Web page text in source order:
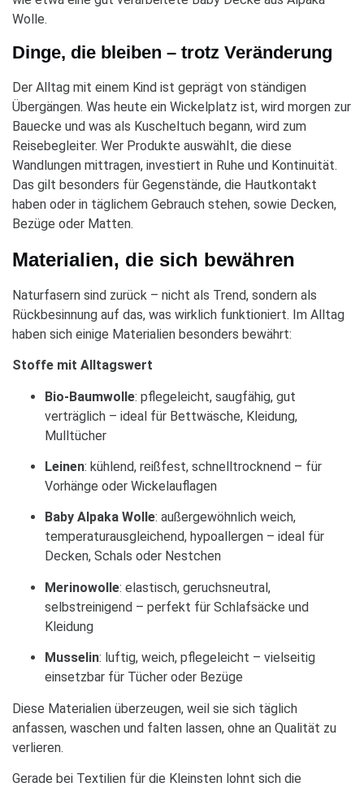
Wolle.
Dinge, die bleiben – trotz Veränderung
Der Alltag mit einem Kind ist geprägt von ständigen
Übergängen. Was heute ein Wickelplatz ist, wird morgen zur
Bauecke und was als Kuscheltuch begann, wird zum
Reisebegleiter. Wer Produkte auswählt, die diese
Wandlungen mittragen, investiert in Ruhe und Kontinuität.
Das gilt besonders für Gegenstände, die Hautkontakt
haben oder in täglichem Gebrauch stehen, sowie Decken,
Bezüge oder Matten.
Materialien, die sich bewähren
Naturfasern sind zurück – nicht als Trend, sondern als
Rückbesinnung auf das, was wirklich funktioniert. Im Alltag
haben sich einige Materialien besonders bewährt:
Stoffe mit Alltagswert
Bio-Baumwolle: pflegeleicht, saugfähig, gut
verträglich – ideal für Bettwäsche, Kleidung,
Mulltücher
Leinen: kühlend, reißfest, schnelltrocknend – für
Vorhänge oder Wickelauflagen
Baby Alpaka Wolle: außergewöhnlich weich,
temperaturausgleichend, hypoallergen – ideal für
Decken, Schals oder Nestchen
Merinowolle: elastisch, geruchsneutral,
selbstreinigend – perfekt für Schlafsäcke und
Kleidung
Musselin: luftig, weich, pflegeleicht – vielseitig
einsetzbar für Tücher oder Bezüge
Diese Materialien überzeugen, weil sie sich täglich
anfassen, waschen und falten lassen, ohne an Qualität zu
verlieren.
Gerade bei Textilien für die Kleinsten lohnt sich die